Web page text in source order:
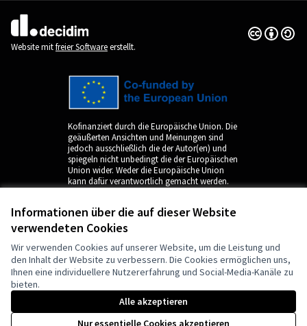
Informationen über die auf dieser Website
verwendeten Cookies
Wir verwenden Cookies auf unserer Website, um die Leistung und
den Inhalt der Website zu verbessern. Die Cookies ermöglichen uns,
Ihnen eine individuellere Nutzererfahrung und Social-Media-Kanäle zu
bieten.
Alle akzeptieren
Nur essentielle Cookies akzeptieren
(Externer Link)
Website mitfreier Softwareerstellt.
Creative
(Externer
Kofinanziert durch die Europäische Union. Die
geäußerten Ansichten und Meinungen sind
jedoch ausschließlich die der Autor(en) und
spiegeln nicht unbedingt die der Europäischen
Union wider. Weder die Europäische Union
kann dafür verantwortlich gemacht werden.
by